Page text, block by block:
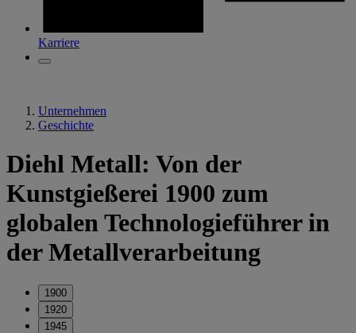
Karriere
Unternehmen
Geschichte
Diehl Metall: Von der
Kunstgießerei 1900 zum
globalen Technologieführer in
der Metallverarbeitung
1900
1920
1945